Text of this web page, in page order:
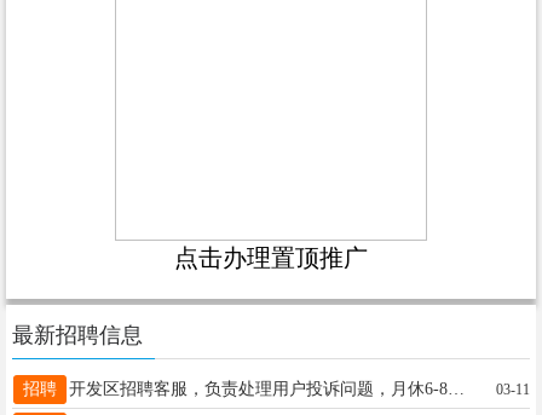
点击办理置顶推广
最新招聘信息
招聘 开发区招聘客服，负责处理用户投诉问题，月休6-8天，薪资3500，有客服相关工作经验者优先，15194933334微 03-11